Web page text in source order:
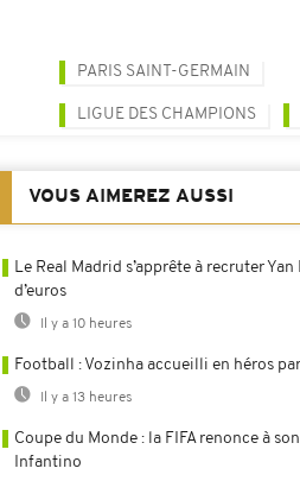
PARIS SAINT-GERMAIN
LIGUE DES CHAMPIONS
VOUS AIMEREZ AUSSI
Le Real Madrid s’apprête à recruter
d’euros
Il y a 10 heures
Football : Vozinha accueilli en héros
Il y a 13 heures
Coupe du Monde : la FIFA renonce à
Infantino